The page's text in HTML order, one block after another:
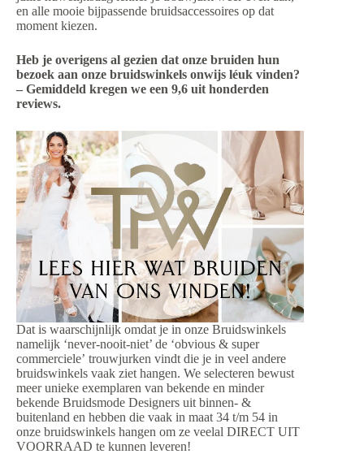
en alle mooie bijpassende bruidsaccessoires op dat
moment kiezen.
Heb je overigens al gezien dat onze bruiden hun
bezoek aan onze bruidswinkels onwijs léuk vinden?
– Gemiddeld kregen we een 9,6 uit honderden
reviews.
Dat is waarschijnlijk omdat je in onze Bruidswinkels
namelijk ‘never-nooit-niet’ de ‘obvious & super
commerciele’ trouwjurken vindt die je in veel andere
bruidswinkels vaak ziet hangen. We selecteren bewust
meer unieke exemplaren van bekende en minder
bekende Bruidsmode Designers uit binnen- &
buitenland en hebben die vaak in maat 34 t/m 54 in
onze bruidswinkels hangen om ze veelal DIRECT UIT
VOORRAAD te kunnen leveren!